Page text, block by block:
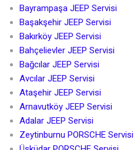
Bayrampaşa JEEP Servisi
Başakşehir JEEP Servisi
Bakırköy JEEP Servisi
Bahçelievler JEEP Servisi
Bağcılar JEEP Servisi
Avcılar JEEP Servisi
Ataşehir JEEP Servisi
Arnavutköy JEEP Servisi
Adalar JEEP Servisi
Zeytinburnu PORSCHE Servisi